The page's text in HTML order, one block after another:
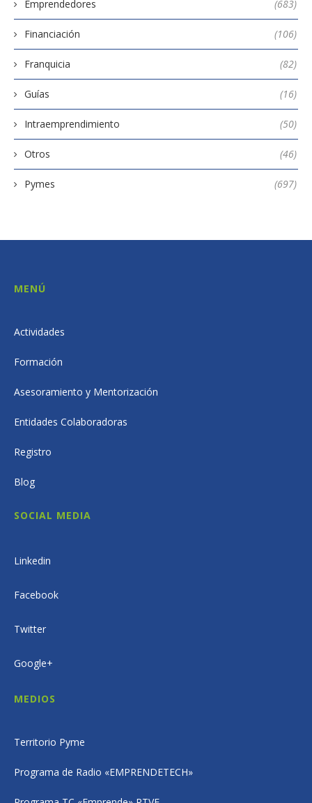
Emprendedores (683)
Financiación (106)
Franquicia (82)
Guías (16)
Intraemprendimiento (50)
Otros (46)
Pymes (697)
MENÚ
Actividades
Formación
Asesoramiento y Mentorización
Entidades Colaboradoras
Registro
Blog
SOCIAL MEDIA
Linkedin
Facebook
Twitter
Google+
MEDIOS
Territorio Pyme
Programa de Radio «EMPRENDETECH»